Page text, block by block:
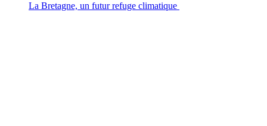
La Bretagne, un futur refuge climatique